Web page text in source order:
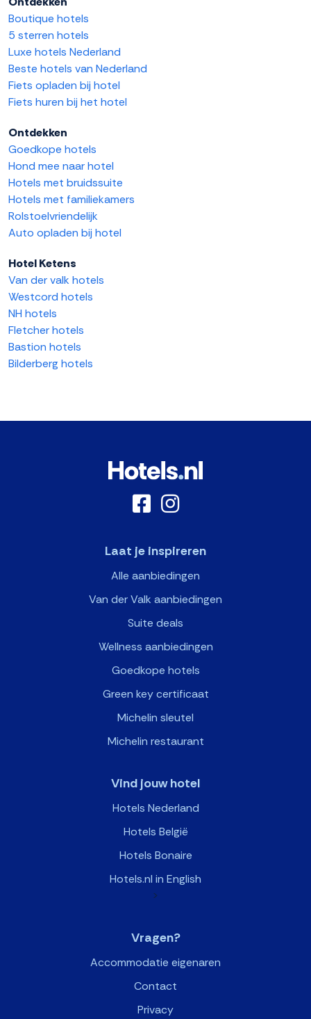
Boutique hotels
5 sterren hotels
Luxe hotels Nederland
Beste hotels van Nederland
Fiets opladen bij hotel
Fiets huren bij het hotel
Ontdekken
Goedkope hotels
Hond mee naar hotel
Hotels met bruidssuite
Hotels met familiekamers
Rolstoelvriendelijk
Auto opladen bij hotel
Hotel Ketens
Van der valk hotels
Westcord hotels
NH hotels
Fletcher hotels
Bastion hotels
Bilderberg hotels
Laat je inspireren
Alle aanbiedingen
Van der Valk aanbiedingen
Suite deals
Wellness aanbiedingen
Goedkope hotels
Green key certificaat
Michelin sleutel
Michelin restaurant
Vind jouw hotel
Hotels Nederland
Hotels België
Hotels Bonaire
Hotels.nl in English
>
Vragen?
Accommodatie eigenaren
Contact
Privacy